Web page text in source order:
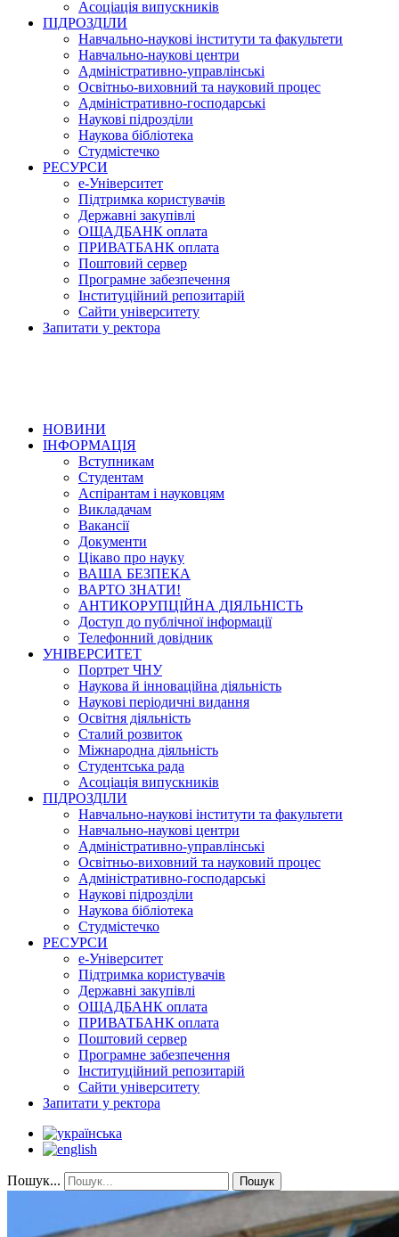
Асоціація випускників
ПІДРОЗДІЛИ
Навчально-наукові інститути та факультети
Навчально-наукові центри
Адміністративно-управлінські
Освітньо-виховний та науковий процес
Адміністративно-господарські
Наукові підрозділи
Наукова бібліотека
Студмістечко
РЕСУРСИ
е-Університет
Підтримка користувачів
Державні закупівлі
ОЩАДБАНК оплата
ПРИВАТБАНК оплата
Поштовий сервер
Програмне забезпечення
Інституційний репозитарій
Сайти університету
Запитати у ректора
НОВИНИ
ІНФОРМАЦІЯ
Вступникам
Студентам
Аспірантам і науковцям
Викладачам
Вакансії
Документи
Цікаво про науку
ВАША БЕЗПЕКА
ВАРТО ЗНАТИ!
АНТИКОРУПЦІЙНА ДІЯЛЬНІСТЬ
Доступ до публічної інформації
Телефонний довідник
УНІВЕРСИТЕТ
Портрет ЧНУ
Наукова й інноваційна діяльність
Наукові періодичні видання
Освітня діяльність
Сталий розвиток
Міжнародна діяльність
Студентська рада
Асоціація випускників
ПІДРОЗДІЛИ
Навчально-наукові інститути та факультети
Навчально-наукові центри
Адміністративно-управлінські
Освітньо-виховний та науковий процес
Адміністративно-господарські
Наукові підрозділи
Наукова бібліотека
Студмістечко
РЕСУРСИ
е-Університет
Підтримка користувачів
Державні закупівлі
ОЩАДБАНК оплата
ПРИВАТБАНК оплата
Поштовий сервер
Програмне забезпечення
Інституційний репозитарій
Сайти університету
Запитати у ректора
Пошук... Пошук